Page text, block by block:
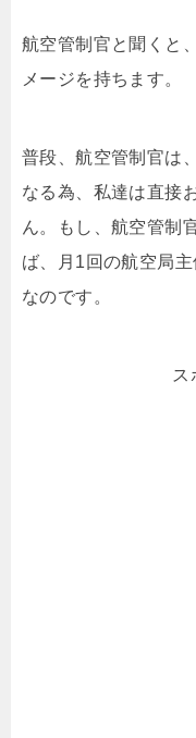
航空管制官と聞くと
メージを持ちます。
普段、航空管制官は
なる為、私達は直接
ん。もし、航空管制
ば、月1回の航空局
なのです。
ス